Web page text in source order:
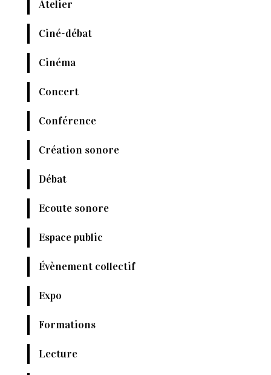
Atelier
Ciné-débat
Cinéma
Concert
Conférence
Création sonore
Débat
Ecoute sonore
Espace public
Évènement collectif
Expo
Formations
Lecture